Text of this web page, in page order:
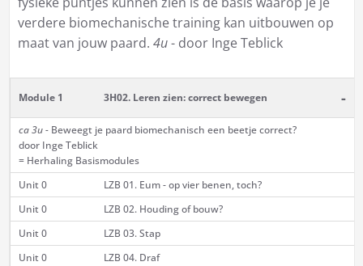
verdere biomechanische training kan uitbouwen op
maat van jouw paard. 4u- door Inge Teblick
Module 1 3H02. Leren zien: correct bewegen -
ca 3u -Beweegt je paard biomechanisch een beetje correct?
door Inge Teblick
= Herhaling Basismodules
Unit 0
LZB 01. Eum - op vier benen, toch?
Unit 0
LZB 02. Houding of bouw?
Unit 0
LZB 03. Stap
Unit 0
LZB 04. Draf